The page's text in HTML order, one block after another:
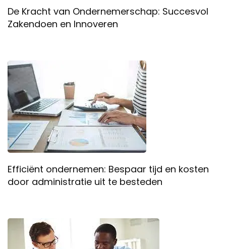
De Kracht van Ondernemerschap: Succesvol
Zakendoen en Innoveren
Efficiënt ondernemen: Bespaar tijd en kosten
door administratie uit te besteden